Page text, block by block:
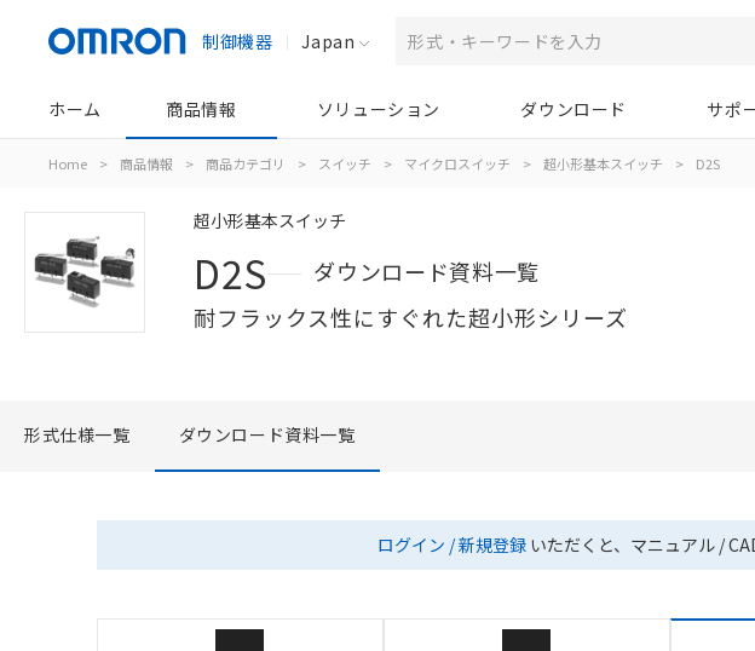
制御機器 Japan
ホーム 商品情報 ソリューション ダウンロード サポ
Home > 商品情報 > 商品カテゴリ > スイッチ > マイクロスイッチ > 超小形基本スイッチ > D2S
超小形基本スイッチ
D2S
ダウンロード資料一覧
耐フラックス性にすぐれた超小形シリーズ
形式仕様一覧 ダウンロード資料一覧
ログイン / 新規登録 いただくと、マニュアル /